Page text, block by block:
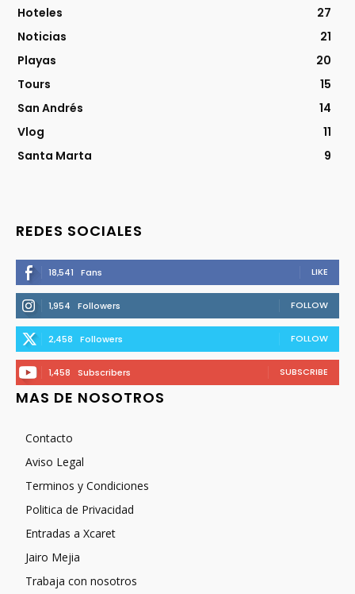
Hoteles
27
Noticias
21
Playas
20
Tours
15
San Andrés
14
Vlog
11
Santa Marta
9
REDES SOCIALES
18,541 Fans LIKE
1,954 Followers FOLLOW
2,458 Followers FOLLOW
1,458 Subscribers SUBSCRIBE
MAS DE NOSOTROS
Contacto
Aviso Legal
Terminos y Condiciones
Politica de Privacidad
Entradas a Xcaret
Jairo Mejia
Trabaja con nosotros